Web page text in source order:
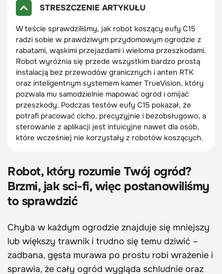
STRESZCZENIE ARTYKUŁU
W teście sprawdziliśmy, jak robot koszący eufy C15
radzi sobie w prawdziwym przydomowym ogrodzie z
rabatami, wąskimi przejazdami i wieloma przeszkodami.
Robot wyróżnia się przede wszystkim bardzo prostą
instalacją bez przewodów granicznych i anten RTK
oraz inteligentnym systemem kamer TrueVision, który
pozwala mu samodzielnie mapować ogród i omijać
przeszkody. Podczas testów eufy C15 pokazał, że
potrafi pracować cicho, precyzyjnie i bezobsługowo, a
sterowanie z aplikacji jest intuicyjne nawet dla osób,
które wcześniej nie korzystały z robotów koszących.
Robot, który rozumie Twój ogród?
Brzmi, jak sci-fi, więc postanowiliśmy
to sprawdzić
Chyba w każdym ogrodzie znajduje się mniejszy
lub większy trawnik i trudno się temu dziwić –
zadbana, gęsta murawa po prostu robi wrażenie i
sprawia, że cały ogród wygląda schludnie oraz